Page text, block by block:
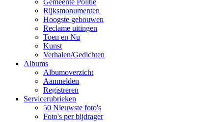
Gemeente Politie
Rijksmonumenten
Hoogste gebouwen
Reclame uitingen
Toen en Nu
Kunst
Verhalen/Gedichten
Albums
Albumoverzicht
Aanmelden
Registreren
Servicerubrieken
50 Nieuwste foto's
Foto's per bijdrager